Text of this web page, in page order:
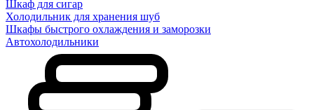
Шкаф для сигар
Холодильник для хранения шуб
Шкафы быстрого охлаждения и заморозки
Автохолодильники